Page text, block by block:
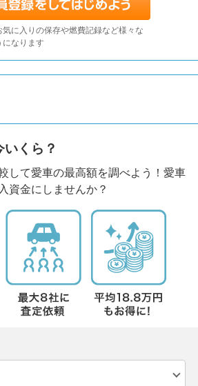
気に入りの保存や燃費記録など様々な
になります
くら？
して愛車の最高額を調べよう！愛車
資金にしませんか？